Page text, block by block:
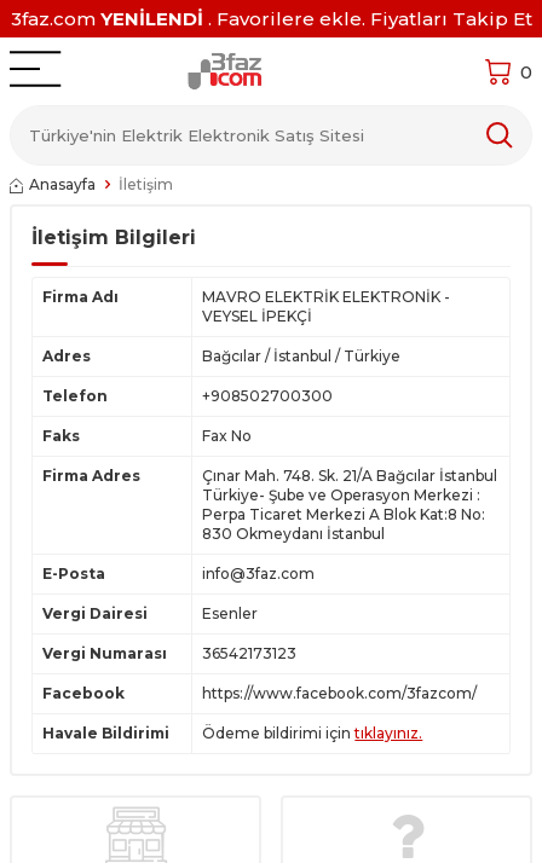
3faz.com YENİLENDİ . Favorilere ekle. Fiyatları Takip Et
0
Anasayfa İletişim
İletişim Bilgileri
Firma Adı
MAVRO ELEKTRİK ELEKTRONİK -
VEYSEL İPEKÇİ
Adres Bağcılar / İstanbul / Türkiye
Telefon +908502700300
Faks Fax No
Firma Adres
Çınar Mah. 748. Sk. 21/A Bağcılar İstanbul
Türkiye- Şube ve Operasyon Merkezi :
Perpa Ticaret Merkezi A Blok Kat:8 No:
830 Okmeydanı İstanbul
E-Posta info@3faz.com
Vergi Dairesi Esenler
Vergi Numarası 36542173123
Facebook https://www.facebook.com/3fazcom/
Havale Bildirimi Ödeme bildirimi içintıklayınız.